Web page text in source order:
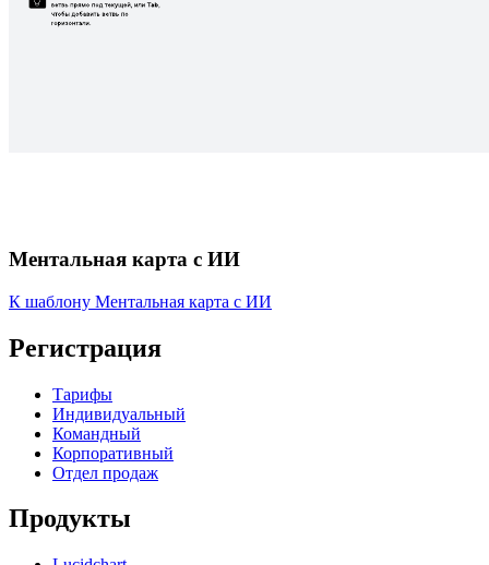
Ментальная карта с ИИ
К шаблону Ментальная карта с ИИ
Регистрация
Тарифы
Индивидуальный
Командный
Корпоративный
Отдел продаж
Продукты